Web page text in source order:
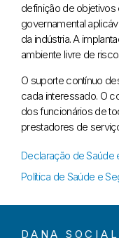
definição de
governamental
da indústria. A
ambiente livre de
O suporte contínuo
cada interessado. O
dos funcionários de
prestadores de
Declaração de Saúde
Política de Saúde e
DANA SOCIAL